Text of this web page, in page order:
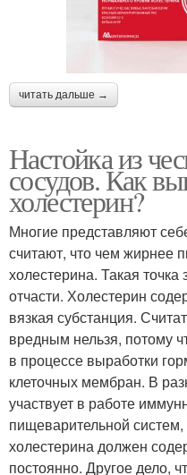
читать дальше →
Настойка из
сосудов. Как
холестерин?
Многие представляют
считают, что чем жирнее
холестерина. Такая
отчасти. Холестерин
вязкая субстанция.
вредным нельзя, потому
в процессе выработки
клеточных мембран. В
участвует в работе
пищеварительной
холестерина должен
постоянно. Другое дело,